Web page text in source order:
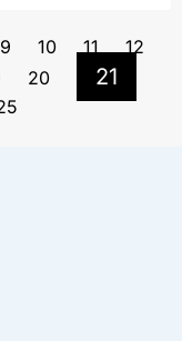
9 10 11
12
20 21